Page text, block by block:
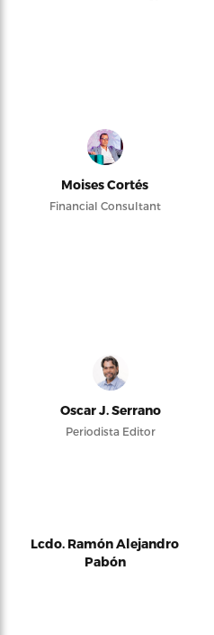
Moises Cortés
Financial Consultant
Oscar J. Serrano
Periodista Editor
Lcdo. Ramón Alejandro
Pabón